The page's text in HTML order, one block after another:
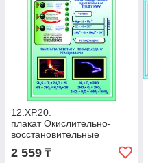
12.ХР.20.
плакат Окислительно-
восстановительные
реакции, 60х90 см,
фотобумага
2 559 ₸